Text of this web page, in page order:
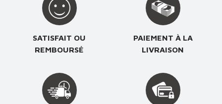
SATISFAIT OU
REMBOURSÉ
PAIEMENT À LA
LIVRAISON